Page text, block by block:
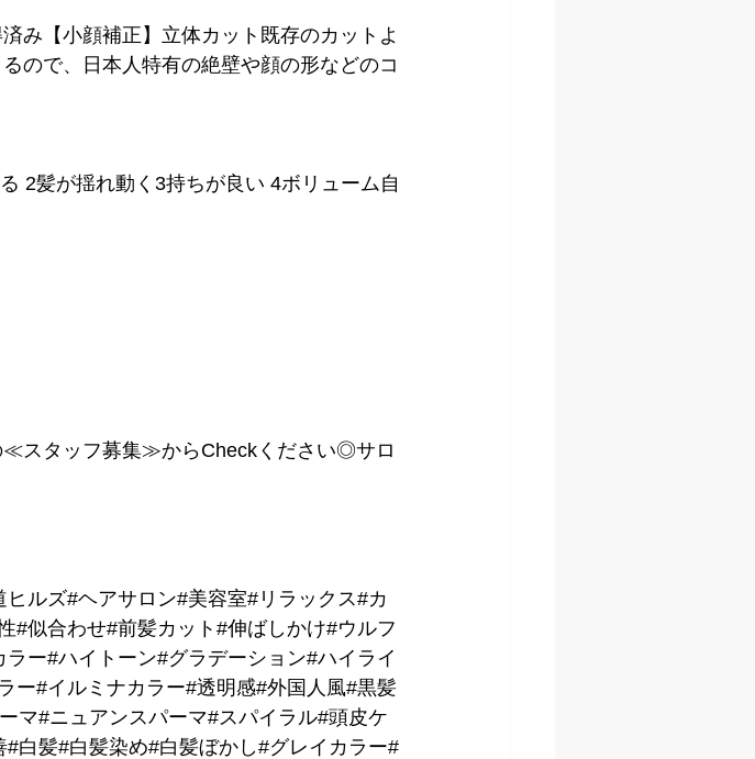
み【小顔補正】立体カット既存のカットよ
ので、日本人特有の絶壁や顔の形などのコ
2髪が揺れ動く3持ちが良い 4ボリューム自
スタッフ募集≫からCheckください◎サロ
ルズ#ヘアサロン#美容室#リラックス#カ
#似合わせ#前髪カット#伸ばしかけ#ウルフ
ー#ハイトーン#グラデーション#ハイライ
ー#イルミナカラー#透明感#外国人風#黒髪
マ#ニュアンスパーマ#スパイラル#頭皮ケ
白髪#白髪染め#白髪ぼかし#グレイカラー#